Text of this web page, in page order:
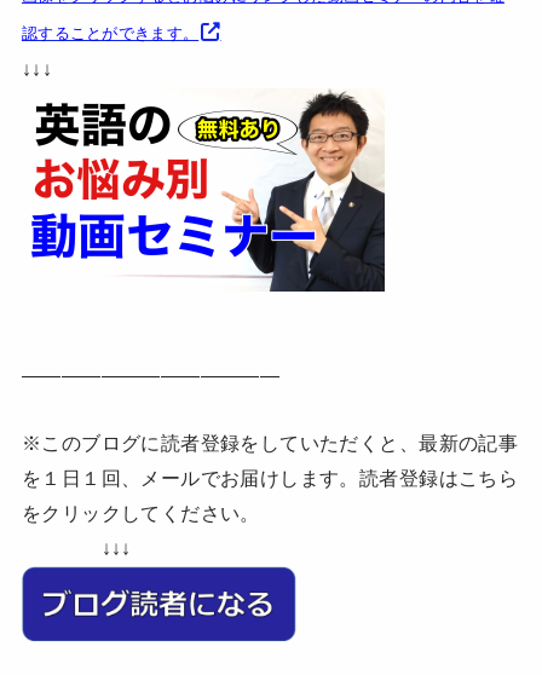
認することができます。
↓↓↓
—————————————
※このブログに読者登録をしていただくと、最新の記事
を１日１回、メールでお届けします。読者登録はこちら
をクリックしてください。
↓↓↓